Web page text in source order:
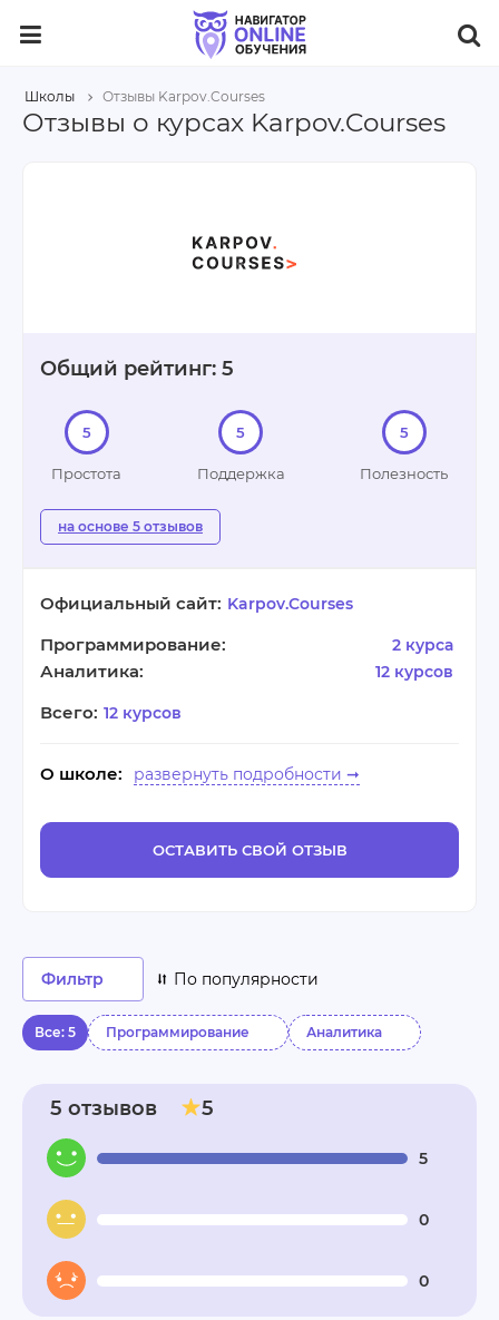
Школы Отзывы Karpov.Courses
Отзывы о курсах Karpov.Courses
Общий рейтинг: 5
5
Простота
5
Поддержка
5
Полезность
на основе 5 отзывов
Официальный сайт: Karpov.Courses
Программирование: 2 курса
Аналитика: 12 курсов
Всего: 12 курсов
О школе:
ОСТАВИТЬ СВОЙ ОТЗЫВ
Фильтр По популярности
Все: 5 Программирование Аналитика
5 отзывов 5
5
0
0